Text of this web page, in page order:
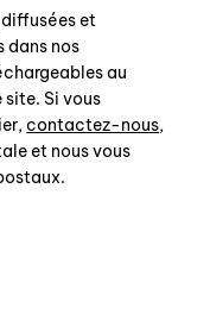
et
dans nos
au
Si vous
contactez-nous,
et nous vous